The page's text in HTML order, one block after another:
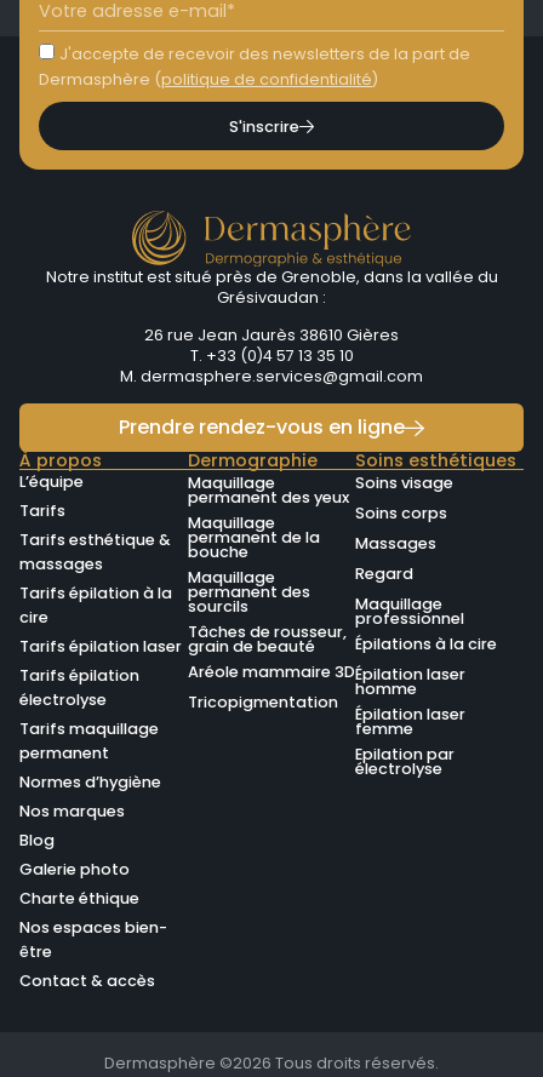
J'accepte de recevoir des newsletters de la part de
Dermasphère (politique de confidentialité)
S'inscrire
Notre institut est situé près de Grenoble, dans la vallée du
Grésivaudan :
26 rue Jean Jaurès 38610 Gières
T. +33 (0)4 57 13 35 10
M. dermasphere.services@gmail.com
Prendre rendez-vous en ligne
À propos
L’équipe
Tarifs
Tarifs esthétique &
massages
Tarifs épilation à la
cire
Tarifs épilation laser
Tarifs épilation
électrolyse
Tarifs maquillage
permanent
Normes d’hygiène
Nos marques
Blog
Galerie photo
Charte éthique
Nos espaces bien-
être
Contact & accès
Dermographie
Maquillage
permanent des yeux
Maquillage
permanent de la
bouche
Maquillage
permanent des
sourcils
Tâches de rousseur,
grain de beauté
Aréole mammaire 3D
Tricopigmentation
Soins esthétiques
Soins visage
Soins corps
Massages
Regard
Maquillage
professionnel
Épilations à la cire
Épilation laser
homme
Épilation laser
femme
Epilation par
électrolyse
Dermasphère ©2026 Tous droits réservés.